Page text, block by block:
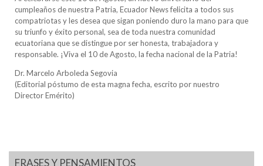
cumpleaños de nuestra Patria, Ecuador News felicita a todos sus
compatriotas y les desea que sigan poniendo duro la mano para que
su triunfo y éxito personal, sea de toda nuestra comunidad
ecuatoriana que se distingue por ser honesta, trabajadora y
responsable. ¡Viva el 10 de Agosto, la fecha nacional de la Patria!
Dr. Marcelo Arboleda Segovia
(Editorial póstumo de esta magna fecha, escrito por nuestro
Director Emérito)
FRASES Y PENSAMIENTOS